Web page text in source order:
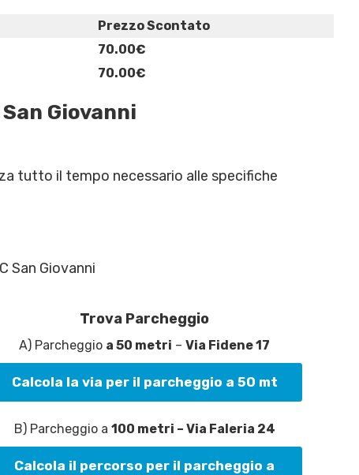
Prezzo Scontato
70.00€
70.00€
Giovanni
tutto il tempo necessario alle specifiche
San Giovanni
Trova Parcheggio
A) Parcheggio a 50 metri – Via Fidene 17
Calcola la via per il parcheggio a 50 mt
B) Parcheggio a 100 metri – Via Faleria 24
Calcola il percorso per il parcheggio a